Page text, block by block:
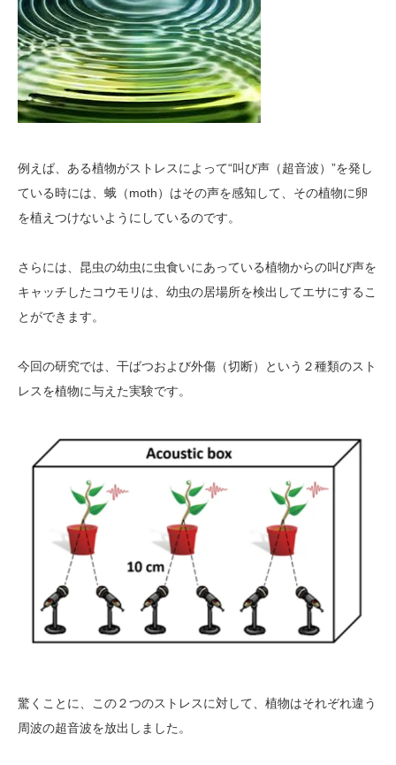
例えば、ある植物がストレスによって“叫び声（超音波）”を発し
ている時には、蛾（moth）はその声を感知して、その植物に卵
を植えつけないようにしているのです。
さらには、昆虫の幼虫に虫食いにあっている植物からの叫び声を
キャッチしたコウモリは、幼虫の居場所を検出してエサにするこ
とができます。
今回の研究では、干ばつおよび外傷（切断）という２種類のスト
レスを植物に与えた実験です。
驚くことに、この２つのストレスに対して、植物はそれぞれ違う
周波の超音波を放出しました。